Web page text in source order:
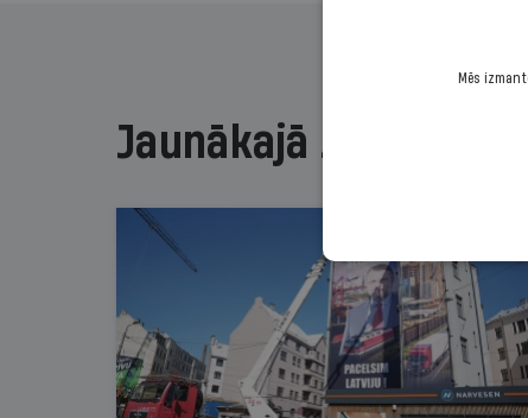
Jaunākajā žurnālā
Mēs